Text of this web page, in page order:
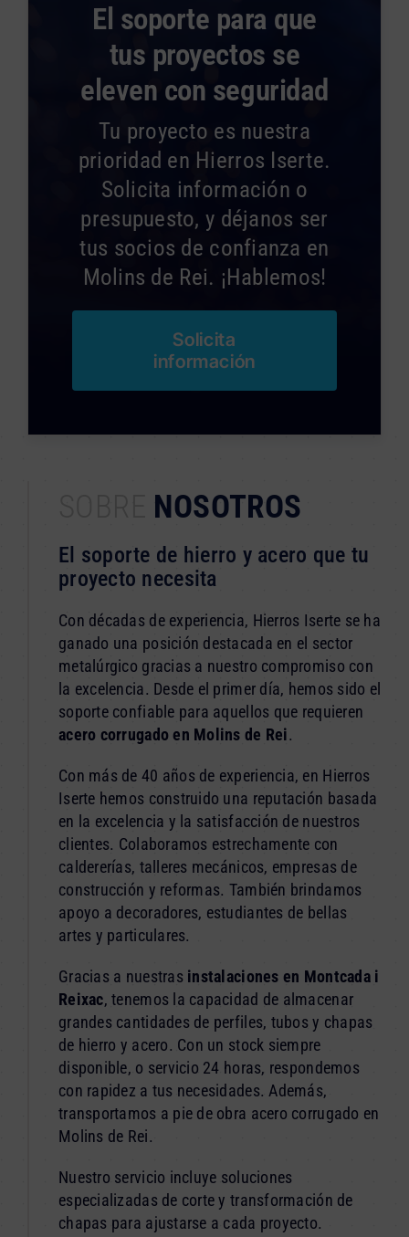
El soporte para que
tus proyectos se
eleven con seguridad
Tu proyecto es nuestra
prioridad en Hierros Iserte.
Solicita información o
presupuesto, y déjanos ser
tus socios de confianza en
Molins de Rei. ¡Hablemos!
Solicita
información
NOSOTROS
El soporte de hierro y acero que tu
proyecto necesita
Con décadas de experiencia, Hierros Iserte se ha
ganado una posición destacada en el sector
metalúrgico gracias a nuestro compromiso con
la excelencia. Desde el primer día, hemos sido el
soporte confiable para aquellos que requieren
acero corrugado en Molins de Rei.
Con más de 40 años de experiencia, en Hierros
Iserte hemos construido una reputación basada
en la excelencia y la satisfacción de nuestros
clientes. Colaboramos estrechamente con
caldererías, talleres mecánicos, empresas de
construcción y reformas. También brindamos
apoyo a decoradores, estudiantes de bellas
artes y particulares.
Gracias a nuestras instalaciones en Montcada i
Reixac, tenemos la capacidad de almacenar
grandes cantidades de perfiles, tubos y chapas
de hierro y acero. Con un stock siempre
disponible, o servicio 24 horas, respondemos
con rapidez a tus necesidades. Además,
transportamos a pie de obra acero corrugado en
Molins de Rei.
Nuestro servicio incluye soluciones
especializadas de corte y transformación de
chapas para ajustarse a cada proyecto.